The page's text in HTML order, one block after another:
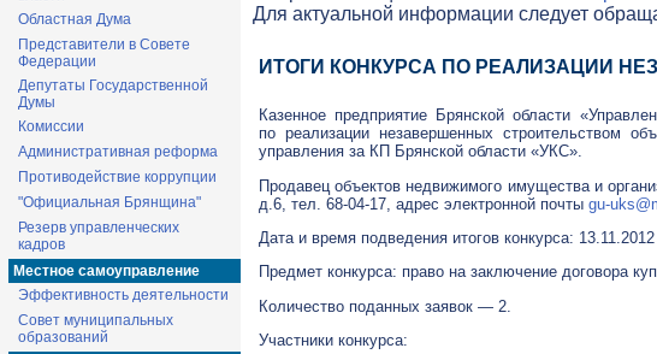
Областная Дума
Представители в Совете
Федерации
Депутаты Государственной
Думы
Комиссии
Административная реформа
Противодействие коррупции
"Официальная Брянщина"
Резерв управленческих
кадров
Местное самоуправление
Эффективность деятельности
Совет муниципальных
образований
Для актуальной информации следует
ИТОГИ КОНКУРСА ПО РЕАЛИЗАЦИИ
Казенное предприятие Брянской области
по реализации незавершенных строительством
управления за КП Брянской области «УКС».
Продавец объектов недвижимого имущества и
д.6, тел. 68-04-17 , адрес электронной почты gu-uks
Дата и время подведения итогов конкурса: 13.11.2012
Предмет конкурса: право на заключение договора
Количество поданных заявок — 2.
Участники конкурса: